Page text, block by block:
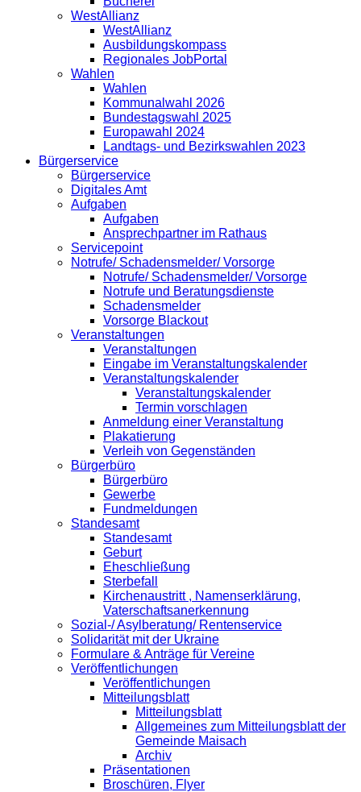
WestAllianz
WestAllianz
Ausbildungskompass
Regionales JobPortal
Wahlen
Wahlen
Kommunalwahl 2026
Bundestagswahl 2025
Europawahl 2024
Landtags- und Bezirkswahlen 2023
Bürgerservice
Bürgerservice
Digitales Amt
Aufgaben
Aufgaben
Ansprechpartner im Rathaus
Servicepoint
Notrufe/ Schadensmelder/ Vorsorge
Notrufe/ Schadensmelder/ Vorsorge
Notrufe und Beratungsdienste
Schadensmelder
Vorsorge Blackout
Veranstaltungen
Veranstaltungen
Eingabe im Veranstaltungskalender
Veranstaltungskalender
Veranstaltungskalender
Termin vorschlagen
Anmeldung einer Veranstaltung
Plakatierung
Verleih von Gegenständen
Bürgerbüro
Bürgerbüro
Gewerbe
Fundmeldungen
Standesamt
Standesamt
Geburt
Eheschließung
Sterbefall
Kirchenaustritt , Namenserklärung,
Vaterschaftsanerkennung
Sozial-/ Asylberatung/ Rentenservice
Solidarität mit der Ukraine
Formulare & Anträge für Vereine
Veröffentlichungen
Veröffentlichungen
Mitteilungsblatt
Mitteilungsblatt
Allgemeines zum Mitteilungsblatt der
Gemeinde Maisach
Archiv
Präsentationen
Broschüren, Flyer